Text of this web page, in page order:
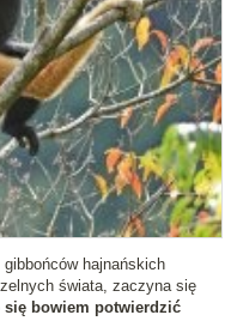
hajnańskich
świata, zaczyna się
się bowiem potwierdzić